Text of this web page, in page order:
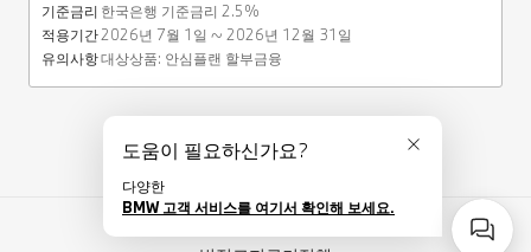
기준금리 한국은행 기준금리 2.5%
적용기간2026년 7월 1일 ~ 2026년 12월 31일
유의사항대상상품: 안심플랜 할부금융
닫기
도움이 필요하신가요?
다양한
BMW 고객 서비스를 여기서 확인해 보세요.
사이